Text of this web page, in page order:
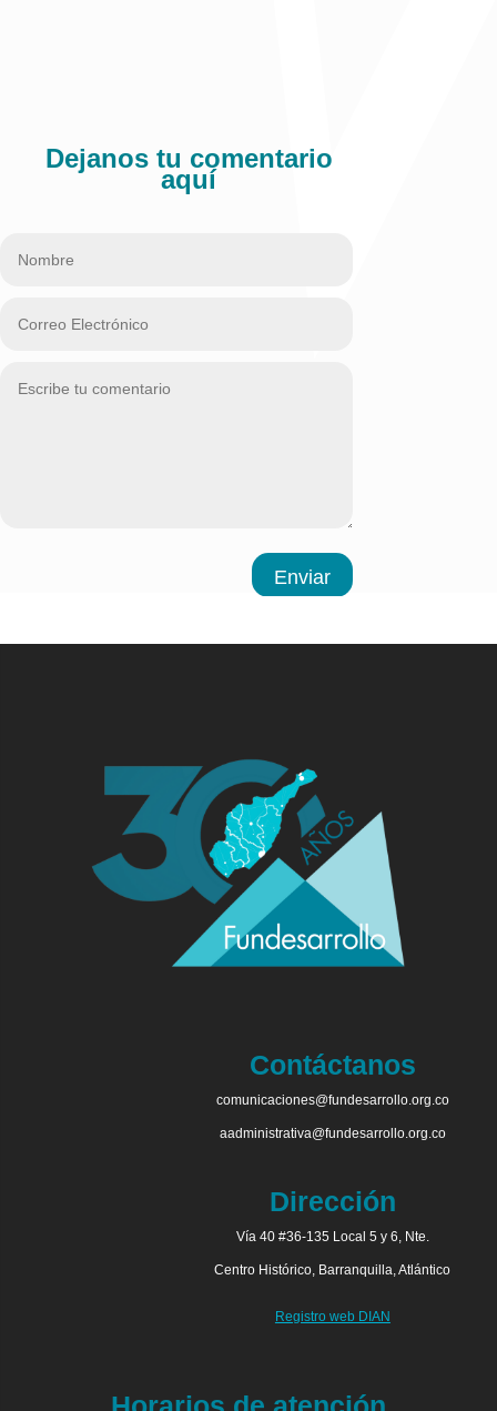
Dejanos tu comentario
aquí
Enviar
Contáctanos
comunicaciones@fundesarrollo.org.co
aadministrativa@fundesarrollo.org.co
Dirección
Vía 40 #36-135 Local 5 y 6, Nte.
Centro Histórico, Barranquilla, Atlántico
Registro web DIAN